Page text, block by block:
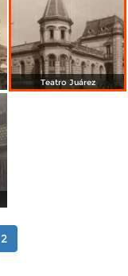
Teatro Juárez
2